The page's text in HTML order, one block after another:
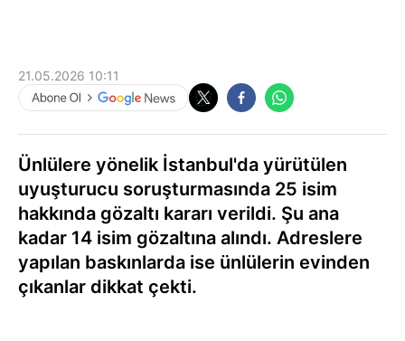
21.05.2026 10:11
Ünlülere yönelik İstanbul'da yürütülen
uyuşturucu soruşturmasında 25 isim
hakkında gözaltı kararı verildi. Şu ana
kadar 14 isim gözaltına alındı. Adreslere
yapılan baskınlarda ise ünlülerin evinden
çıkanlar dikkat çekti.